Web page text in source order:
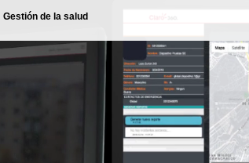
Gestión de la salud